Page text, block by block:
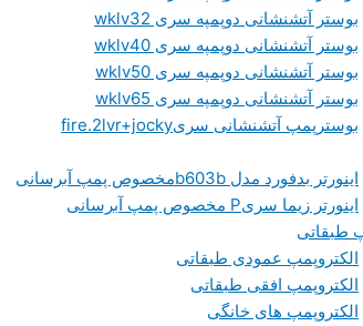
بوستر آتشنشانی دوپمپه سری wklv32
بوستر آتشنشانی دوپمپه سری wklv40
بوستر آتشنشانی دوپمپه سری wklv50
بوستر آتشنشانی دوپمپه سری wklv65
بوسترپمپ آتشنشانی سریfire.2lvr+jocky
اینورتر بدفورد مدل b603bمخصوص پمپ آبرسانی
اینورتر زیما سریP مخصوص پمپ آبرسانی
طبقاتی
الکتروپمپ عمودی طبقاتی
الکتروپمپ افقی طبقاتی
الکتروپمپ های خانگی